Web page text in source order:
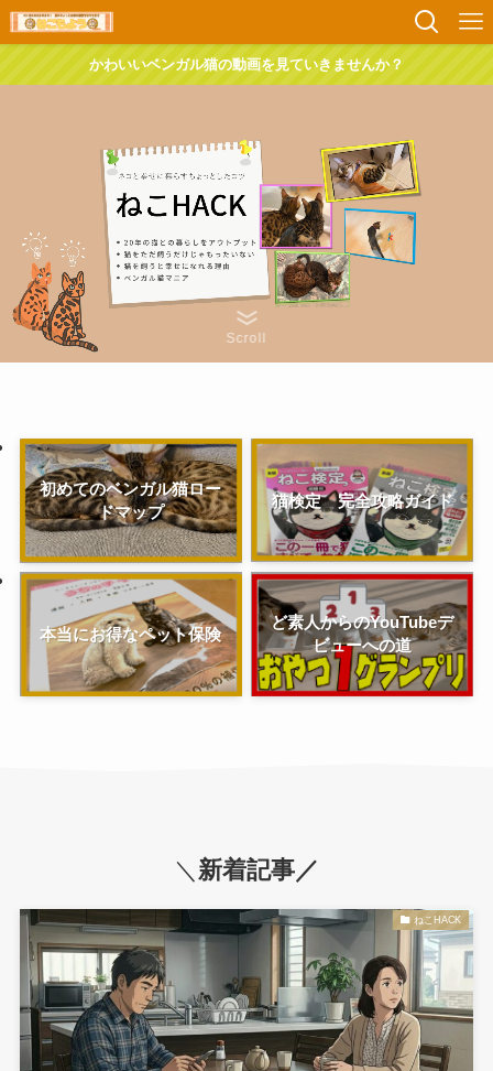
かわいいベンガル猫の動画を見ていきませんか？
Scroll
初めてのベンガル猫ロー
ドマップ
猫検定 完全攻略ガイド
本当にお得なペット保険
ど素人からのYouTubeデ
ビューへの道
＼ 新着記事／
ねこHACK